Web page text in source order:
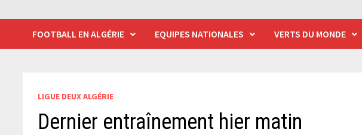
FOOTBALL EN ALGÉRIE EQUIPES NATIONALES VERTS DU MONDE
LIGUE DEUX ALGÉRIE
Dernier entraînement hier matin